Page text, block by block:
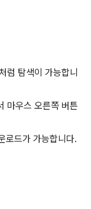
럼 탐색이 가능합니
마우스 오른쪽 버튼
로드가 가능합니다.